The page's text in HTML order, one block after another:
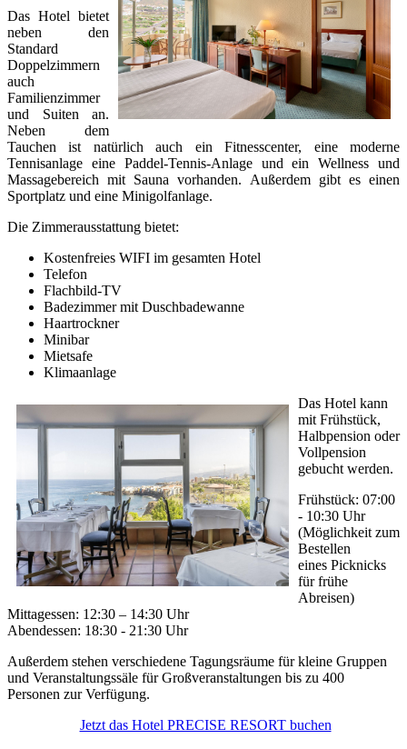
Das Hotel bietet
neben den
Standard
Doppelzimmern
auch
Familienzimmer
und Suiten an.
Neben dem
Tauchen ist natürlich auch ein Fitnesscenter, eine moderne
Tennisanlage eine Paddel-Tennis-Anlage und ein Wellness und
Massagebereich mit Sauna vorhanden. Außerdem gibt es einen
Sportplatz und eine Minigolfanlage.
Die Zimmerausstattung bietet:
Kostenfreies WIFI im gesamten Hotel
Telefon
Flachbild-TV
Badezimmer mit Duschbadewanne
Haartrockner
Minibar
Mietsafe
Klimaanlage
Das Hotel kann
mit Frühstück,
Halbpension oder
Vollpension
gebucht werden.
Frühstück: 07:00
- 10:30 Uhr
(Möglichkeit zum
Bestellen
eines Picknicks
für frühe
Abreisen)
Mittagessen: 12:30 – 14:30 Uhr
Abendessen: 18:30 - 21:30 Uhr
Außerdem stehen verschiedene Tagungsräume für kleine Gruppen
und Veranstaltungssäle für Großveranstaltungen bis zu 400
Personen zur Verfügung.
Jetzt das Hotel PRECISE RESORT buchen